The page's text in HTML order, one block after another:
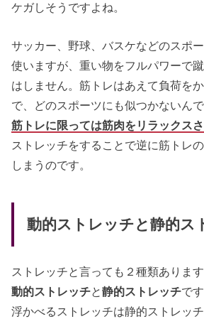
ケガしそうですよね。
サッカー、野球、バスケなどのスポ
使いますが、重い物をフルパワーで
はしません。筋トレはあえて負荷を
で、どのスポーツにも似つかないんで
筋トレに限っては筋肉をリラックス
ストレッチをすることで逆に筋トレ
しまうのです。
動的ストレッチと静的ス
ストレッチと言っても２種類あります
動的ストレッチと静的ストレッチで
浮かべるストレッチは静的ストレッ